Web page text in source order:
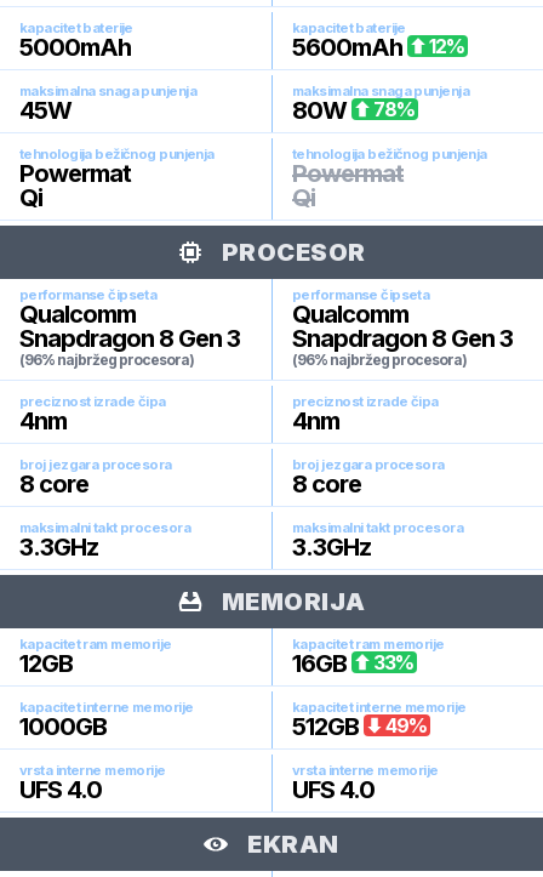
kapacitet baterije
5000mAh
kapacitet baterije
5600mAh 12%
maksimalna snaga punjenja
45W
maksimalna snaga punjenja
80W 78%
tehnologija bežičnog punjenja
Powermat
Qi
tehnologija bežičnog punjenja
Powermat
Qi
PROCESOR
performanse čipseta
Qualcomm
Snapdragon 8 Gen 3
(96% najbržeg procesora)
performanse čipseta
Qualcomm
Snapdragon 8 Gen 3
(96% najbržeg procesora)
preciznost izrade čipa
4nm
preciznost izrade čipa
4nm
broj jezgara procesora
8 core
broj jezgara procesora
8 core
maksimalni takt procesora
3.3GHz
maksimalni takt procesora
3.3GHz
MEMORIJA
kapacitet ram memorije
12GB
kapacitet ram memorije
16GB 33%
kapacitet interne memorije
1000GB
kapacitet interne memorije
512GB 49%
vrsta interne memorije
UFS 4.0
vrsta interne memorije
UFS 4.0
EKRAN